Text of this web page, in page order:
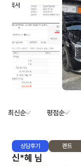
최신순 평점순
상담후기 렌트
신*혜 님